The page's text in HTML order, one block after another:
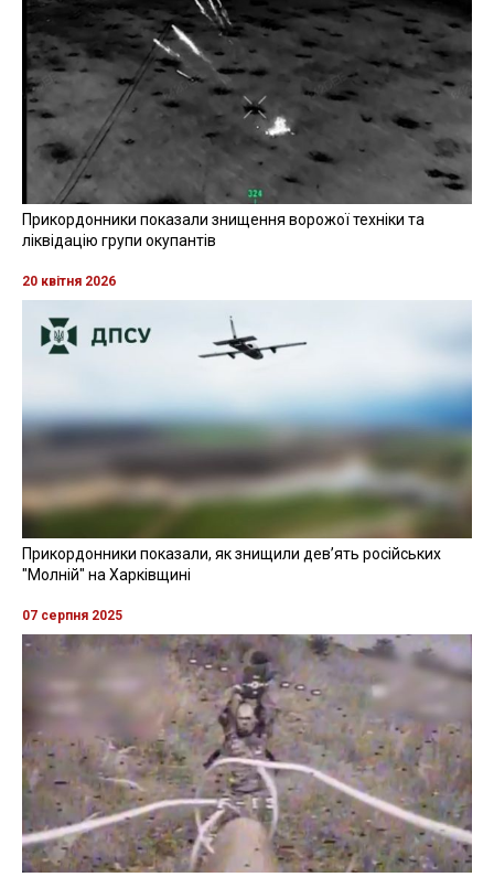
Прикордонники показали знищення ворожої техніки та
ліквідацію групи окупантів
20 квітня 2026
Прикордонники показали, як знищили девʼять російських
"Молній" на Харківщині
07 серпня 2025